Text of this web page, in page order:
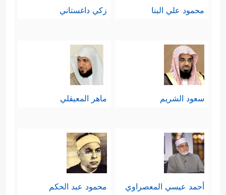
محمود علي البنا زكي داغستاني
سعود الشريم ماهر المعيقلي
أحمد عيسي المعصراوي محمود عبد الحكم